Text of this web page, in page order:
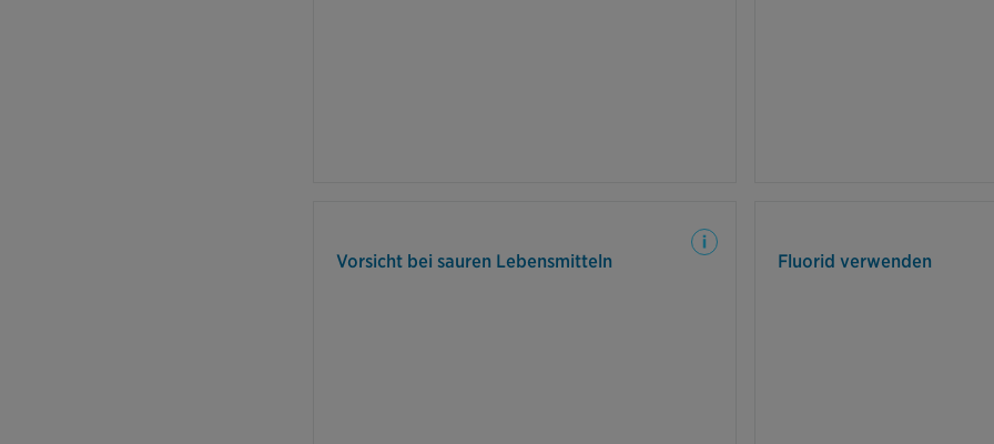
Vorsicht bei sauren Lebensmitteln
Nach der PZR ist der Zahnschmelz
empfindlicher. Verzichten Sie daher für einige
Fluorid verwenden
Verwenden Sie
Mundspülungen,